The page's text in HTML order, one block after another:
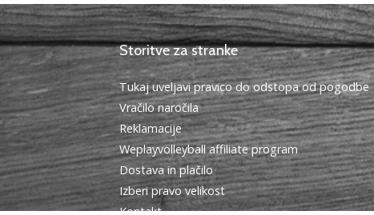
Storitve za stranke
Tukaj uveljavi pravico do odstopa od pogodbe
Vračilo naročila
Reklamacije
Weplayvolleyball affiliate program
Dostava in plačilo
Izberi pravo velikost
Kontakt